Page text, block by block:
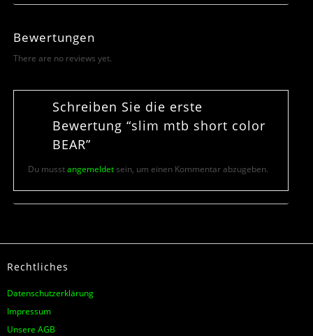
Bewertungen
There are no reviews yet.
Schreiben Sie die erste
Bewertung “slim mtb short color
BEAR”
Du musstangemeldetsein, um einen Kommentar abzugeben.
Rechtliches
Datenschutzerklärung
Impressum
Unsere AGB